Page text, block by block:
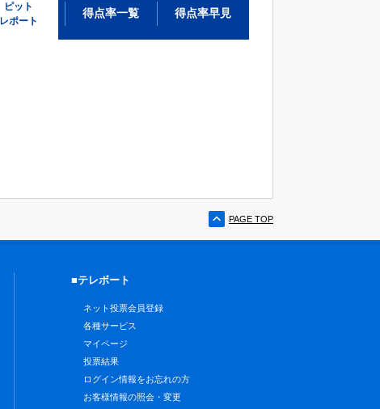
ピット
レポート
得点率一覧 得点率早見
PAGE TOP
■テレボート
ネット投票会員登録
各種サービス
マイページ
投票結果
ログイン情報をお忘れの方
お客様情報の照会・変更